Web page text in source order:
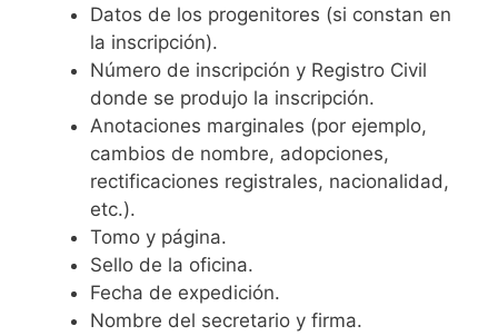
Datos de los progenitores (si constan en
la inscripción).
Número de inscripción y Registro Civil
donde se produjo la inscripción.
Anotaciones marginales (por ejemplo,
cambios de nombre, adopciones,
rectificaciones registrales, nacionalidad,
etc.).
Tomo y página.
Sello de la oficina.
Fecha de expedición.
Nombre del secretario y firma.